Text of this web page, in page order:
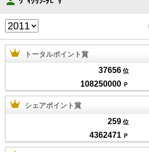
トータルポイント賞
37656 位
108250000 Ｐ
シェアポイント賞
259 位
4362471 Ｐ